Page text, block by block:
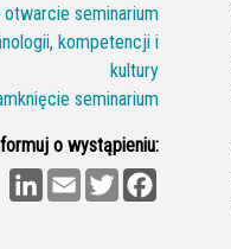
otwarcie seminarium
kompetencji i
kultury
seminarium
o wystąpieniu:
F
a
T
w
E
m
L
i